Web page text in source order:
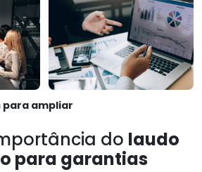
para ampliar
do laudo
para garantias